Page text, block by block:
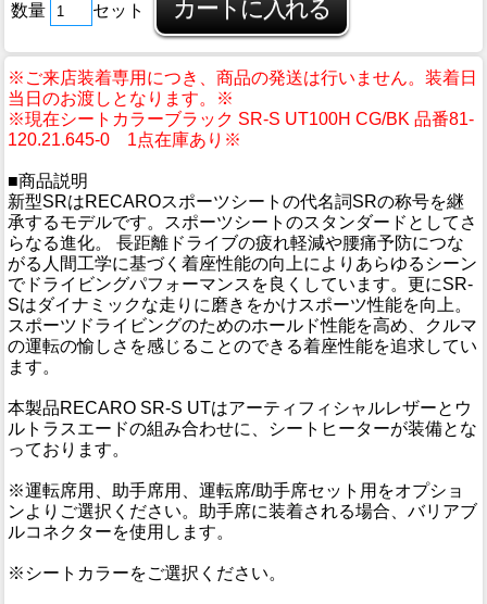
数量 セット
※ご来店装着専用につき、商品の発送は行いません。装着日
当日のお渡しとなります。※
※現在シートカラーブラック SR-S UT100H CG/BK 品番81-
120.21.645-0 1点在庫あり※
■商品説明
新型SRはRECAROスポーツシートの代名詞SRの称号を継
承するモデルです。スポーツシートのスタンダードとしてさ
らなる進化。 長距離ドライブの疲れ軽減や腰痛予防につな
がる人間工学に基づく着座性能の向上によりあらゆるシーン
でドライビングパフォーマンスを良くしています。更にSR-
Sはダイナミックな走りに磨きをかけスポーツ性能を向上。
スポーツドライビングのためのホールド性能を高め、クルマ
の運転の愉しさを感じることのできる着座性能を追求してい
ます。
本製品RECARO SR-S UTはアーティフィシャルレザーとウ
ルトラスエードの組み合わせに、シートヒーターが装備とな
っております。
※運転席用、助手席用、運転席/助手席セット用をオプショ
ンよりご選択ください。助手席に装着される場合、バリアブ
ルコネクターを使用します。
※シートカラーをご選択ください。